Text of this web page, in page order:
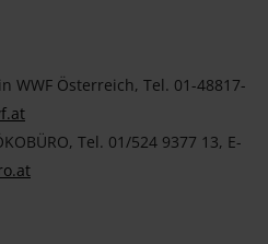
WWF Österreich, Tel. 01-48817-
Tel. 01/524 9377 13, E-